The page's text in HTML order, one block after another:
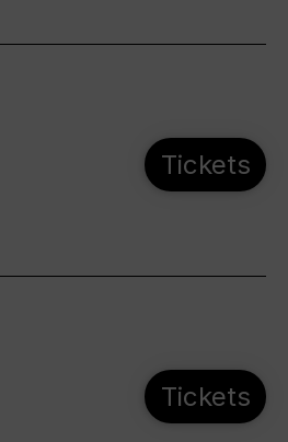
Tickets
Tickets